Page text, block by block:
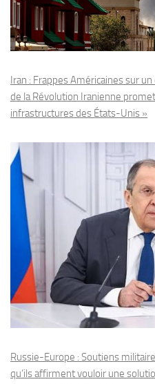
Iran : Frappes Américaines sur
de la Révolution Iranienne
infrastructures des États-Unis »
Russie-Europe : Soutiens
qu’ils affirment vouloir une